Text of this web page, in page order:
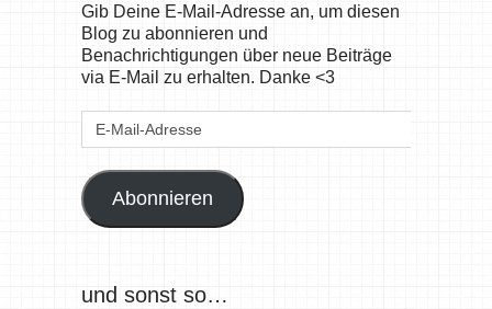
Gib Deine E-Mail-Adresse an, um diesen
Blog zu abonnieren und
Benachrichtigungen über neue Beiträge
via E-Mail zu erhalten. Danke <3
E-
Abonnieren
und sonst so…